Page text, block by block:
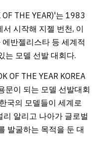
THE YEAR)'는 1983
시작해 지젤 번천, 이
반젤리스타 등 세계적
는 모델 선발 대회다.
OF THE YEAR KOREA
문이 되는 모델 선발대회
국의 모델들이 세계로
알리고 나아가 글로벌
발굴하는 목적을 둔 대